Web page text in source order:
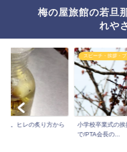
梅の屋旅館の若旦
れや
方。ヒレの炙り方から
スピーチ・挨拶・
小学校卒業式の
で/PTA会長の...